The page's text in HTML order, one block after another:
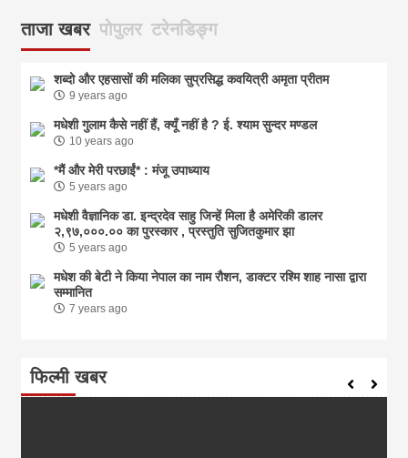
ताजा खबर पोपुलर टरेनडिङ्ग
शब्दो और एहसासों की मलिका सुप्रसिद्ध कवयित्री अमृता प्रीतम
9 years ago
मधेशी गुलाम कैसे नहीं हैं, क्यूँ नहीं है ? ई. श्याम सुन्दर मण्डल
10 years ago
*मैं और मेरी परछाईं* : मंजू उपाध्याय
5 years ago
मधेशी वैज्ञानिक डा. इन्द्रदेव साहु जिन्हें मिला है अमेरिकी डालर
२,९७,०००.०० का पुरस्कार , प्रस्तुति सुजितकुमार झा
5 years ago
मधेश की बेटी ने किया नेपाल का नाम राैशन, डाक्टर रश्मि शाह नासा द्वारा
सम्मानित
7 years ago
फिल्मी खबर